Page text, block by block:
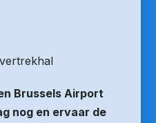
Brussels Airport
nog en ervaar de